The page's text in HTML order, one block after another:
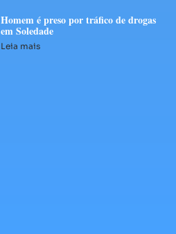
Homem é preso por tráfico de drogas
em Soledade
Leia mais